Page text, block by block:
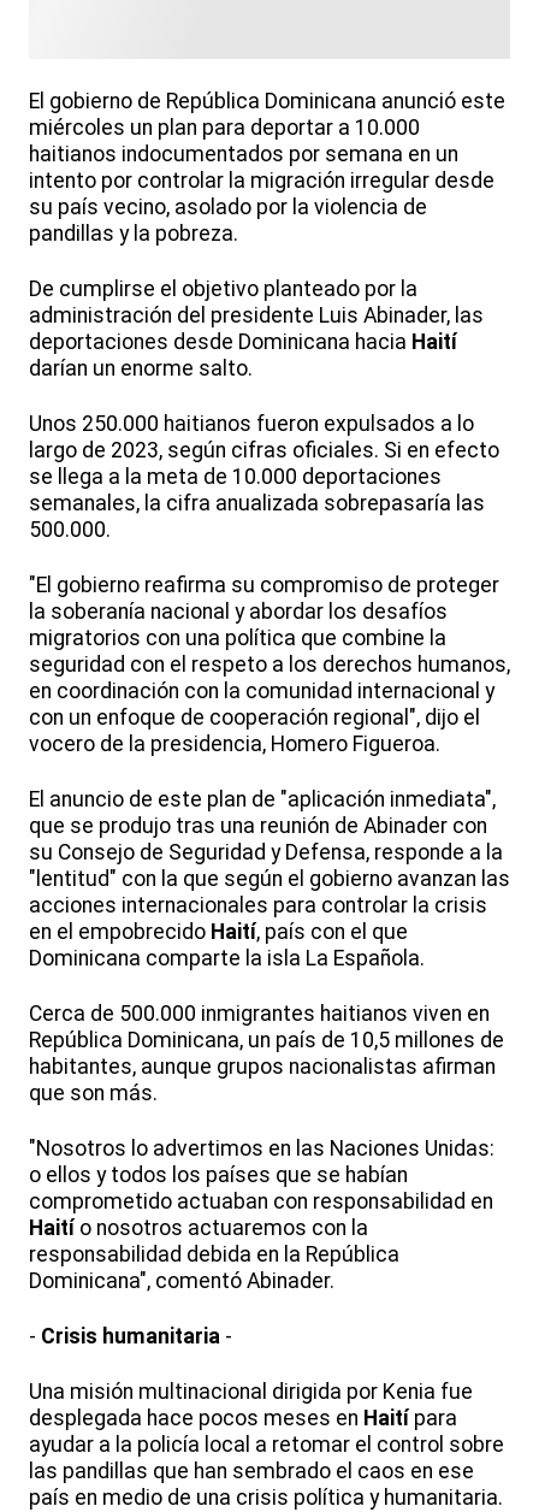
El gobierno de República Dominicana anunció este
miércoles un plan para deportar a 10.000
haitianos indocumentados por semana en un
intento por controlar la migración irregular desde
su país vecino, asolado por la violencia de
pandillas y la pobreza.
De cumplirse el objetivo planteado por la
administración del presidente Luis Abinader, las
deportaciones desde Dominicana hacia Haití
darían un enorme salto.
Unos 250.000 haitianos fueron expulsados a lo
largo de 2023, según cifras oficiales. Si en efecto
se llega a la meta de 10.000 deportaciones
semanales, la cifra anualizada sobrepasaría las
500.000.
"El gobierno reafirma su compromiso de proteger
la soberanía nacional y abordar los desafíos
migratorios con una política que combine la
seguridad con el respeto a los derechos humanos,
en coordinación con la comunidad internacional y
con un enfoque de cooperación regional", dijo el
vocero de la presidencia, Homero Figueroa.
El anuncio de este plan de "aplicación inmediata",
que se produjo tras una reunión de Abinader con
su Consejo de Seguridad y Defensa, responde a la
"lentitud" con la que según el gobierno avanzan las
acciones internacionales para controlar la crisis
en el empobrecido Haití, país con el que
Dominicana comparte la isla La Española.
Cerca de 500.000 inmigrantes haitianos viven en
República Dominicana, un país de 10,5 millones de
habitantes, aunque grupos nacionalistas afirman
que son más.
"Nosotros lo advertimos en las Naciones Unidas:
o ellos y todos los países que se habían
comprometido actuaban con responsabilidad en
Haití o nosotros actuaremos con la
responsabilidad debida en la República
Dominicana", comentó Abinader.
- Crisis humanitaria -
Una misión multinacional dirigida por Kenia fue
desplegada hace pocos meses en Haití para
ayudar a la policía local a retomar el control sobre
las pandillas que han sembrado el caos en ese
país en medio de una crisis política y humanitaria.